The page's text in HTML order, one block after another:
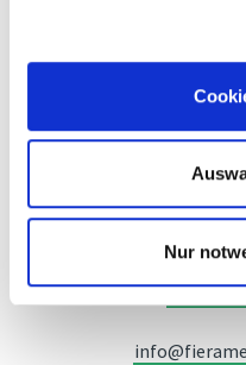
Nur
Messe
Messeplatz
39100 Bozen
Tel. +39 0471
Fax.+39 0471